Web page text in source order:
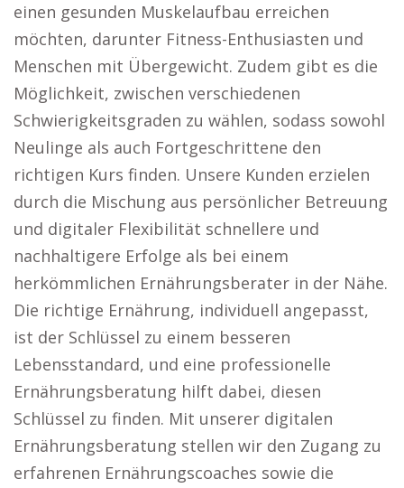
einen gesunden Muskelaufbau erreichen
möchten, darunter Fitness-Enthusiasten und
Menschen mit Übergewicht. Zudem gibt es die
Möglichkeit, zwischen verschiedenen
Schwierigkeitsgraden zu wählen, sodass sowohl
Neulinge als auch Fortgeschrittene den
richtigen Kurs finden. Unsere Kunden erzielen
durch die Mischung aus persönlicher Betreuung
und digitaler Flexibilität schnellere und
nachhaltigere Erfolge als bei einem
herkömmlichen Ernährungsberater in der Nähe.
Die richtige Ernährung, individuell angepasst,
ist der Schlüssel zu einem besseren
Lebensstandard, und eine professionelle
Ernährungsberatung hilft dabei, diesen
Schlüssel zu finden. Mit unserer digitalen
Ernährungsberatung stellen wir den Zugang zu
erfahrenen Ernährungscoaches sowie die